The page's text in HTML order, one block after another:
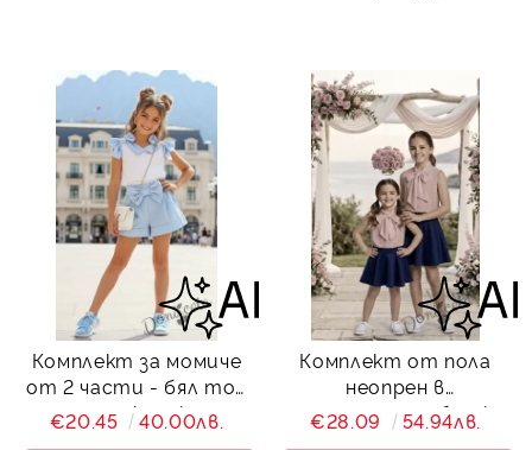
Комплект за момиче
от 2 части - бял топ
с панделки и къси
панталонки в
€20.45 40.00лв.
Комплект от пола
неопрен в
тъмносиньо и блузка
в пепел от рози без
€28.09 54.94лв.